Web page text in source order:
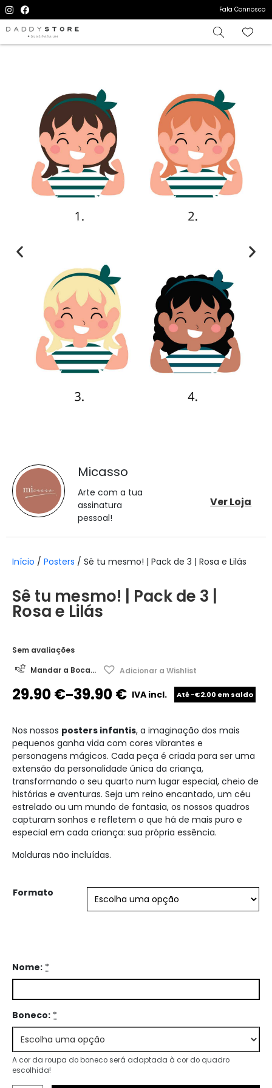
Fala Connosco
Micasso
Arte com a tua
assinatura
pessoal!
Ver Loja
Início / Posters / Sê tu mesmo! | Pack de 3 | Rosa e Lilás
Sê tu mesmo! | Pack de 3 |
Rosa e Lilás
Sem avaliações
Mandar a Boca...
Adicionar a Wishlist
29.90€–39.90€ IVA incl. Até -€2.00 em saldo
Nos nossos posters infantis, a imaginação dos mais
pequenos ganha vida com cores vibrantes e
personagens mágicos. Cada peça é criada para ser uma
extensão da personalidade única da criança,
transformando o seu quarto num lugar especial, cheio de
histórias e aventuras. Seja um reino encantado, um céu
estrelado ou um mundo de fantasia, os nossos quadros
capturam sonhos e refletem o que há de mais puro e
especial em cada criança: sua própria essência.
Molduras não incluídas.
Formato
Nome: *
Boneco: *
A cor da roupa do boneco será adaptada à cor do quadro
escolhida!